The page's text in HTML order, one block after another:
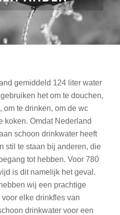
gemiddeld 124 liter water
het om te douchen,
om te drinken, om de wc
koken. Omdat Nederland
schoon drinkwater heeft
stil te staan bij anderen, die
tot hebben. Voor 780
is dit namelijk het geval.
wij een prachtige
elke drinkfles van
drinkwater voor een